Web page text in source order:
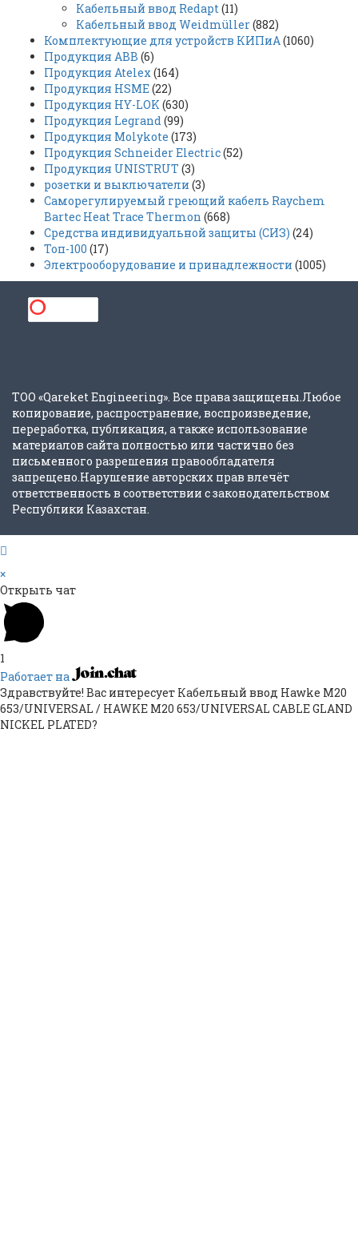
Кабельный ввод Redapt(11)
Кабельный ввод Weidmüller(882)
Комплектующие для устройств КИПиА(1060)
Продукция ABB (6)
Продукция Atelex(164)
Продукция HSME(22)
Продукция HY-LOK (630)
Продукция Legrand(99)
Продукция Molykote (173)
Продукция Schneider Electric(52)
Продукция UNISTRUT (3)
розетки и выключатели (3)
Саморегулируемый греющий кабель Raychem
Bartec Heat Trace Thermon (668)
Средства индивидуальной защиты (СИЗ) (24)
Топ-100 (17)
Электрооборудование и принадлежности (1005)
ТОО «Qareket Engineering». Все права защищены.Любое
копирование, распространение, воспроизведение,
переработка, публикация, а также использование
материалов сайта полностью или частично без
письменного разрешения правообладателя
запрещено.Нарушение авторских прав влечёт
ответственность в соответствии с законодательством
Республики Казахстан.
×
Открыть чат
1
Работает на
Здравствуйте! Вас интересует Кабельный ввод Hawke M20
653/UNIVERSAL / HAWKE M20 653/UNIVERSAL CABLE GLAND
NICKEL PLATED?